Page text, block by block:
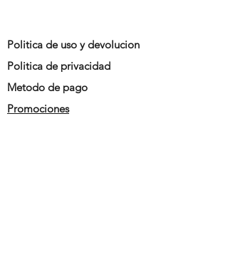
Politica de uso y devolucion
Politica de privacidad
Metodo de pago
Promociones